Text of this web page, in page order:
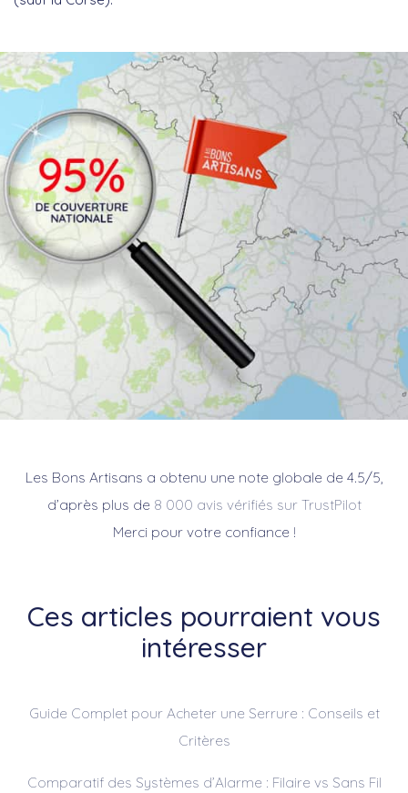
Les Bons Artisans a obtenu une note globale de 4.5/5,
d’après plus de 8 000 avis vérifiés sur TrustPilot
Merci pour votre confiance !
Ces articles pourraient vous
intéresser
Guide Complet pour Acheter une Serrure : Conseils et
Critères
Comparatif des Systèmes d’Alarme : Filaire vs Sans Fil